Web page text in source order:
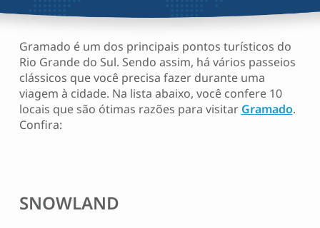
Gramado é um dos principais pontos turísticos do
Rio Grande do Sul. Sendo assim, há vários passeios
clássicos que você precisa fazer durante uma
viagem à cidade. Na lista abaixo, você confere 10
locais que são ótimas razões para visitar Gramado.
Confira:
SNOWLAND